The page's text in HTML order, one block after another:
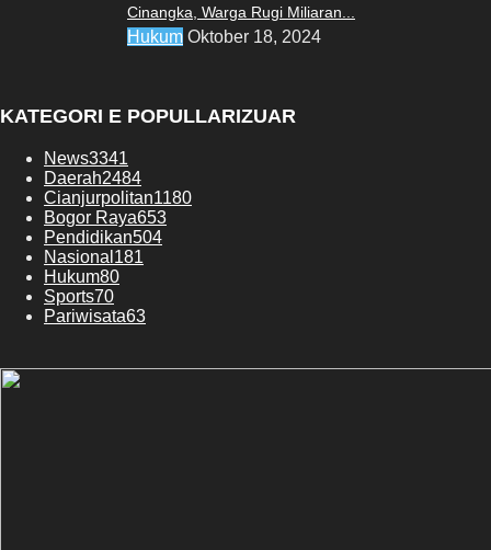
Cinangka, Warga Rugi Miliaran...
Hukum Oktober 18, 2024
KATEGORI E POPULLARIZUAR
News3341
Daerah2484
Cianjurpolitan1180
Bogor Raya653
Pendidikan504
Nasional 181
Hukum80
Sports70
Pariwisata63